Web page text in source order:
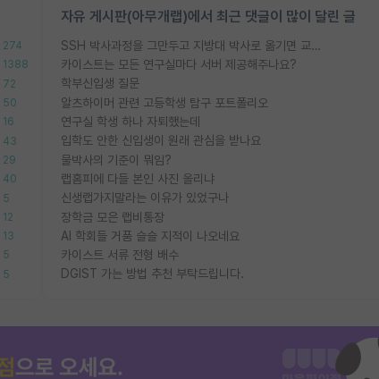
274
1388
72
50
16
43
29
40
5
12
13
5
5
자유 게시판(아무개랩)에서 최근 댓글이 많이 달린 글
SSH 박사과정을 그만두고 지방대 박사로 옮기면 교수의 꿈은 끝일까요?
카이스트는 모든 연구실마다 서버 제공해주나요?
학부신입생 질문
알츠하이머 관련 고등학생 탐구 포트폴리오
연구실 학생 하나 자퇴했는데
입학도 안한 신입생이 원래 관심을 받나요
물박사의 기준이 뭐임?
랩홈피에 다들 본인 사진 올리냐
신생랩가지말라는 이유가 있었구나
장학금 모은 랩비통장
AI 학회들 거품 슬슬 지적이 나오네요
카이스트 서류 전형 배수
DGIST 가는 방법 추천 부탁드립니다.